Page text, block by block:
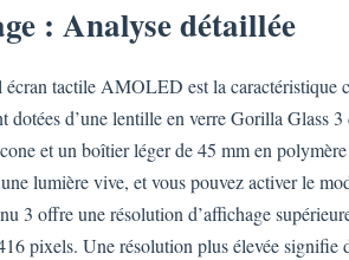
: Analyse détaillée
écran tactile AMOLED est la caractéristique
dotées d’une lentille en verre Gorilla Glass
et un boîtier léger de 45 mm en
lumière vive, et vous pouvez activer le
3 offre une résolution d’affichage
pixels. Une résolution plus élevée signifie